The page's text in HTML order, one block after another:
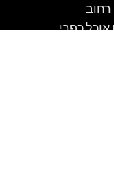
רחוב
אוכל כפרי